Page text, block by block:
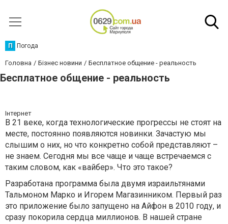
П Погода
Головна Бізнес новини Бесплатное общение - реальность
Бесплатное общение - реальность
Інтернет
В 21 веке, когда технологические прогрессы не стоят на
месте, постоянно появляются новинки. Зачастую мы
слышим о них, но что конкретно собой представляют –
не знаем. Сегодня мы все чаще и чаще встречаемся с
таким словом, как «вайбер». Что это такое?
Разработана программа была двумя израильтянами
Тальмоном Марко и Игорем Магазинником. Первый раз
это приложение было запущено на Айфон в 2010 году, и
сразу покорила сердца миллионов. В нашей стране